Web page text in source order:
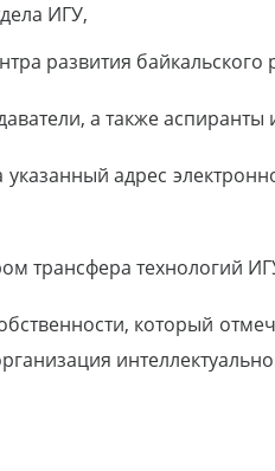
ИГУ,
развития
а также аспиранты
указанный адрес
трансфера технологий
который